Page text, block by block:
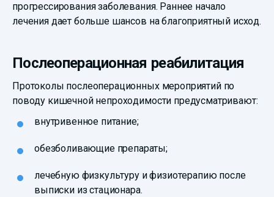
прогрессирования заболевания. Раннее начало
лечения дает больше шансов на благоприятный исход.
Послеоперационная реабилитация
Протоколы послеоперационных мероприятий по
поводу кишечной непроходимости предусматривают:
внутривенное питание;
обезболивающие препараты;
лечебную физкультуру и физиотерапию после
выписки из стационара.